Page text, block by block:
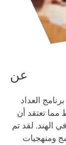
عن
العداد
مما تعتقد أن
تبدأ امتياز تعليم Abacus في الهند. لقد تم
ومنهجيات